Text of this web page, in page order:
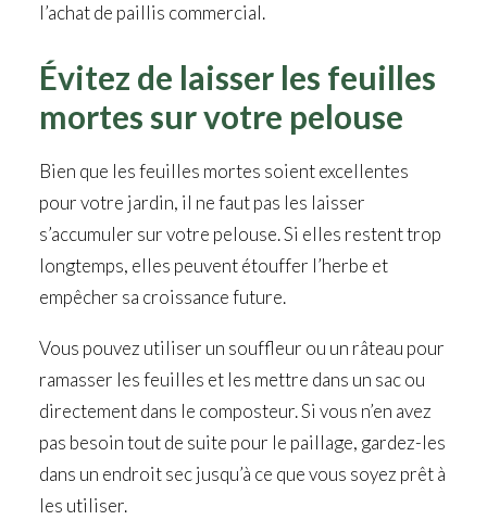
l’achat de paillis commercial.
Évitez de laisser les feuilles
mortes sur votre pelouse
Bien que les feuilles mortes soient excellentes
pour votre jardin, il ne faut pas les laisser
s’accumuler sur votre pelouse. Si elles restent trop
longtemps, elles peuvent étouffer l’herbe et
empêcher sa croissance future.
Vous pouvez utiliser un souffleur ou un râteau pour
ramasser les feuilles et les mettre dans un sac ou
directement dans le composteur. Si vous n’en avez
pas besoin tout de suite pour le paillage, gardez-les
dans un endroit sec jusqu’à ce que vous soyez prêt à
les utiliser.